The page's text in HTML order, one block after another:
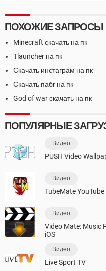
ПОХОЖИЕ ЗАПРОСЫ
Minecraft скачать на пк
Tlauncher на пк
Скачать инстаграм на пк
Скачать пабг на пк
God of war скачать на пк
ПОПУЛЯРНЫЕ
Видео
PUSH Video
Видео
TubeMate
Видео
Video Mate: Music
iOS
Видео
Live Sport TV